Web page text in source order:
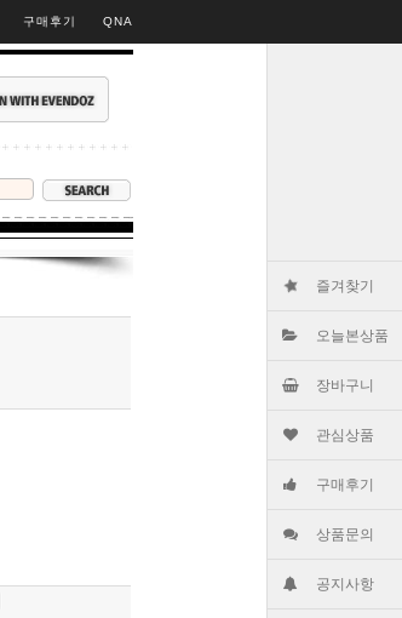
즐겨찾기
오늘본상품
장바구니
관심상품
구매후기
상품문의
공지사항
구매후기 QNA